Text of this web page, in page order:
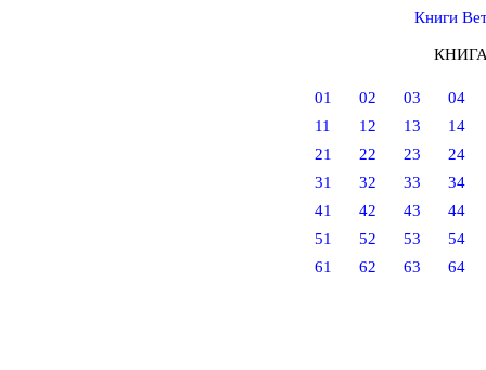
Книги
01 02 03
04
11
12 13
14
21
22 23
24
31
32 33
34
41
42 43
44
51
52 53
54
61
62 63 64